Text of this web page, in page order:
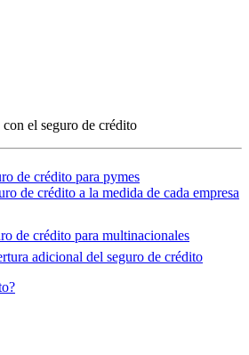
el seguro de crédito
de crédito para pymes
de crédito a la medida de cada empresa
de crédito para multinacionales
adicional del seguro de crédito